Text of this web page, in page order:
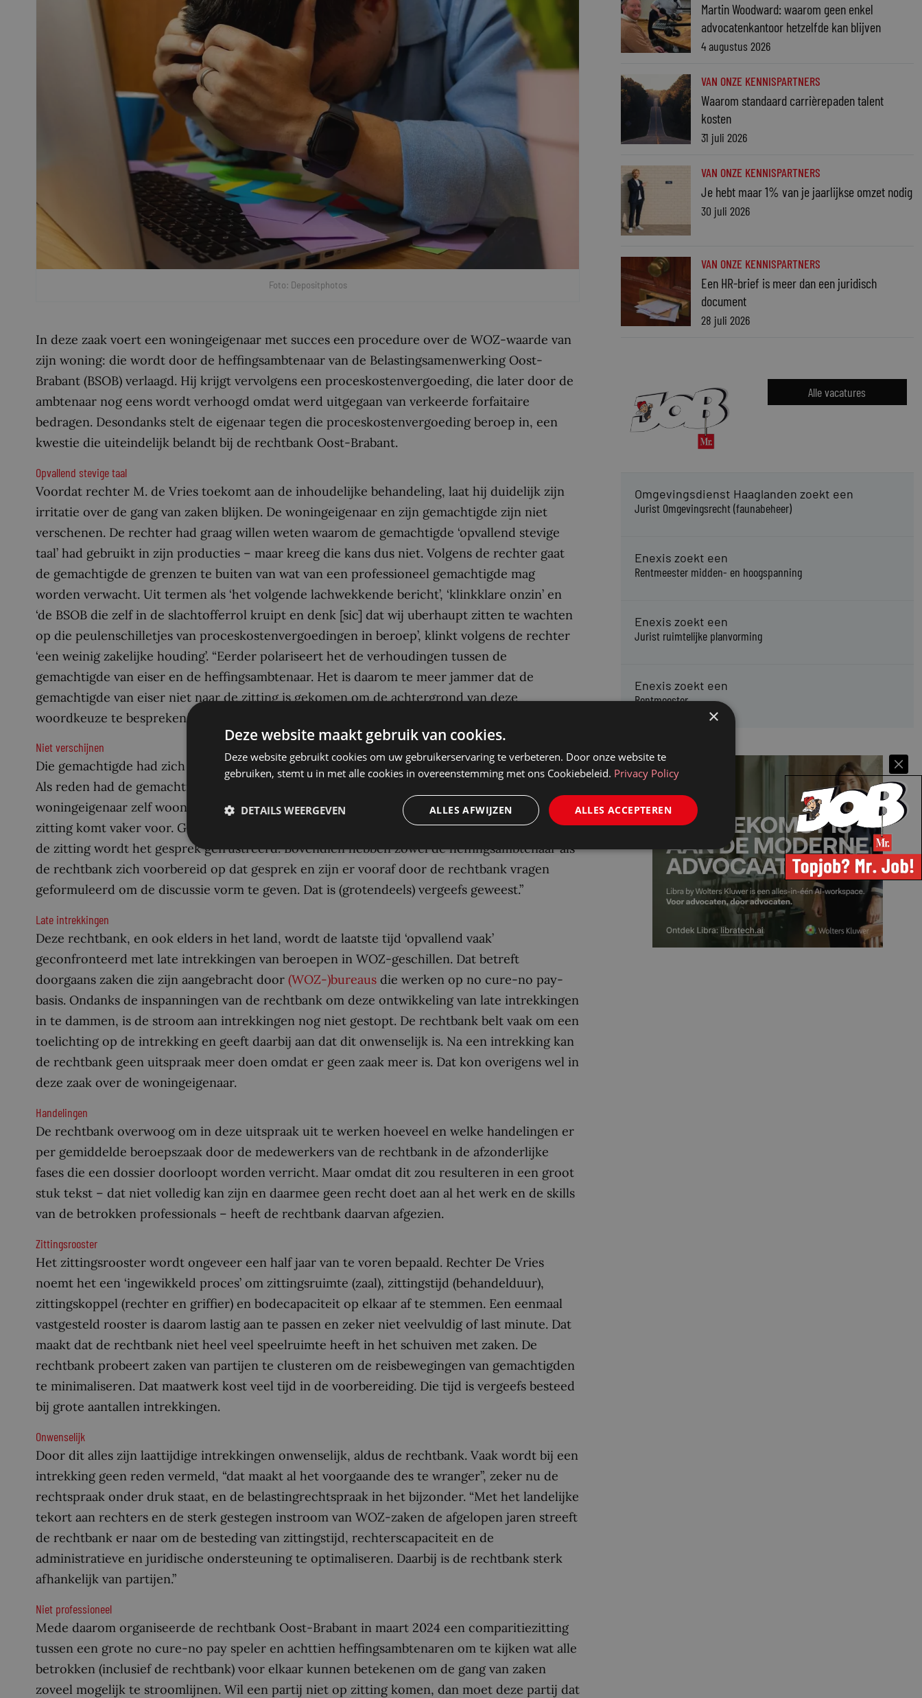
Foto: Depositphotos
In deze zaak voert een woningeigenaar met succes een procedure over de WOZ-waarde van
zijn woning: die wordt door de heffingsambtenaar van de Belastingsamenwerking Oost-
Brabant (BSOB) verlaagd. Hij krijgt vervolgens een proceskostenvergoeding, die later door de
ambtenaar nog eens wordt verhoogd omdat werd uitgegaan van verkeerde forfaitaire
bedragen. Desondanks stelt de eigenaar tegen die proceskostenvergoeding beroep in, een
kwestie die uiteindelijk belandt bij de rechtbank Oost-Brabant.
Opvallend stevige taal
Voordat rechter M. de Vries toekomt aan de inhoudelijke behandeling, laat hij duidelijk zijn
irritatie over de gang van zaken blijken. De woningeigenaar en zijn gemachtigde zijn niet
verschenen. De rechter had graag willen weten waarom de gemachtigde ‘opvallend stevige
taal’ had gebruikt in zijn producties – maar kreeg die kans dus niet. Volgens de rechter gaat
de gemachtigde de grenzen te buiten van wat van een professioneel gemachtigde mag
worden verwacht. Uit termen als ‘het volgende lachwekkende bericht’, ‘klinkklare onzin’ en
‘de BSOB die zelf in de slachtofferrol kruipt en denk [sic] dat wij uberhaupt zitten te wachten
op die peulenschilletjes van proceskostenvergoedingen in beroep’, klinkt volgens de rechter
‘een weinig zakelijke houding’. “Eerder polariseert het de verhoudingen tussen de
gemachtigde van eiser en de heffingsambtenaar. Het is daarom te meer jammer dat de
gemachtigde van eiser niet naar de zitting is gekomen om de achtergrond van deze
woordkeuze te bespreken.”
Niet verschijnen
Die gemachtigde had zich de avond voor de zitting afgemeld. Rijkelijk laat, vindt de rechter.
Als reden had de gemachtigde opgegeven ‘de afstand’ – maar die is niet onoverbrugbaar; de
woningeigenaar zelf woont op zo’n 20 kilometer van de rechtbank. Het afmelden vlak voor de
zitting komt vaker voor. Geen goede zaak, vindt de rechtbank. “Door niet te verschijnen op
de zitting wordt het gesprek gefrustreerd. Bovendien hebben zowel de heffingsambtenaar als
de rechtbank zich voorbereid op dat gesprek en zijn er vooraf door de rechtbank vragen
geformuleerd om de discussie vorm te geven. Dat is (grotendeels) vergeefs geweest.”
Late intrekkingen
Deze rechtbank, en ook elders in het land, wordt de laatste tijd ‘opvallend vaak’
geconfronteerd met late intrekkingen van beroepen in WOZ-geschillen. Dat betreft
doorgaans zaken die zijn aangebracht door (WOZ-)bureaus die werken op no cure-no pay-
basis. Ondanks de inspanningen van de rechtbank om deze ontwikkeling van late intrekkingen
in te dammen, is de stroom aan intrekkingen nog niet gestopt. De rechtbank belt vaak om een
toelichting op de intrekking en geeft daarbij aan dat dit onwenselijk is. Na een intrekking kan
de rechtbank geen uitspraak meer doen omdat er geen zaak meer is. Dat kon overigens wel in
deze zaak over de woningeigenaar.
Handelingen
De rechtbank overwoog om in deze uitspraak uit te werken hoeveel en welke handelingen er
per gemiddelde beroepszaak door de medewerkers van de rechtbank in de afzonderlijke
fases die een dossier doorloopt worden verricht. Maar omdat dit zou resulteren in een groot
stuk tekst – dat niet volledig kan zijn en daarmee geen recht doet aan al het werk en de skills
van de betrokken professionals – heeft de rechtbank daarvan afgezien.
Zittingsrooster
Het zittingsrooster wordt ongeveer een half jaar van te voren bepaald. Rechter De Vries
noemt het een ‘ingewikkeld proces’ om zittingsruimte (zaal), zittingstijd (behandelduur),
zittingskoppel (rechter en griffier) en bodecapaciteit op elkaar af te stemmen. Een eenmaal
vastgesteld rooster is daarom lastig aan te passen en zeker niet veelvuldig of last minute. Dat
maakt dat de rechtbank niet heel veel speelruimte heeft in het schuiven met zaken. De
rechtbank probeert zaken van partijen te clusteren om de reisbewegingen van gemachtigden
te minimaliseren. Dat maatwerk kost veel tijd in de voorbereiding. Die tijd is vergeefs besteed
bij grote aantallen intrekkingen.
Onwenselijk
Door dit alles zijn laattijdige intrekkingen onwenselijk, aldus de rechtbank. Vaak wordt bij een
intrekking geen reden vermeld, “dat maakt al het voorgaande des te wranger”, zeker nu de
rechtspraak onder druk staat, en de belastingrechtspraak in het bijzonder. “Met het landelijke
tekort aan rechters en de sterk gestegen instroom van WOZ-zaken de afgelopen jaren streeft
de rechtbank er naar om de besteding van zittingstijd, rechterscapaciteit en de
administratieve en juridische ondersteuning te optimaliseren. Daarbij is de rechtbank sterk
afhankelijk van partijen.”
Niet professioneel
Mede daarom organiseerde de rechtbank Oost-Brabant in maart 2024 een comparitiezitting
tussen een grote no cure-no pay speler en achttien heffingsambtenaren om te kijken wat alle
betrokken (inclusief de rechtbank) voor elkaar kunnen betekenen om de gang van zaken
zoveel mogelijk te stroomlijnen. Wil een partij niet op zitting komen, dan moet deze partij dat
Martin Woodward: waarom geen enkel
advocatenkantoor hetzelfde kan blijven
4 augustus 2026
VAN ONZE KENNISPARTNERS
Waarom standaard carrièrepaden talent
kosten
31 juli 2026
VAN ONZE KENNISPARTNERS
Je hebt maar 1% van je jaarlijkse omzet nodig
30 juli 2026
VAN ONZE KENNISPARTNERS
Een HR-brief is meer dan een juridisch
document
28 juli 2026
Alle vacatures
Omgevingsdienst Haaglanden zoekt een
Jurist Omgevingsrecht (faunabeheer)
Enexis zoekt een
Rentmeester midden- en hoogspanning
Enexis zoekt een
Jurist ruimtelijke planvorming
Enexis zoekt een
Rentmeester
×
Deze website maakt gebruik van cookies.
Deze website gebruikt cookies om uw gebruikerservaring te verbeteren. Door onze website te
gebruiken, stemt u in met alle cookies in overeenstemming met ons Cookiebeleid. Privacy Policy
ALLES ACCEPTEREN
ALLES AFWIJZEN
DETAILS WEERGEVEN